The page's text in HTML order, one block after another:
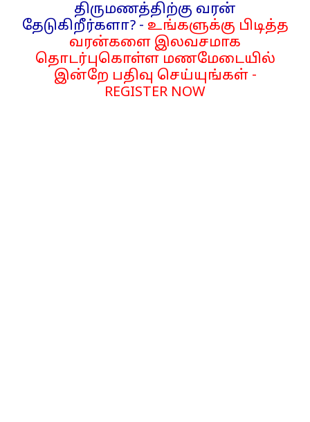
திருமணத்திற்கு வரன்
தேடுகிறீர்களா? - உங்களுக்கு பிடித்த
வரன்களை இலவசமாக
தொடர்புகொள்ள மணமேடையில்
இன்றே பதிவு செய்யுங்கள் -
REGISTER NOW